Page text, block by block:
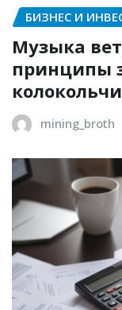
БИЗНЕС И
Музыка
принципы
mining_broth